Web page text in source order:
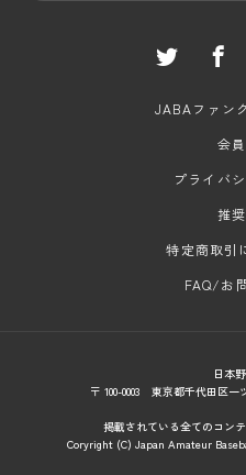
JABAファン
会
プライバ
推
特定商取引
FAQ/お
日本
〒 100-0003 東京都千代田区一
掲載されている全てのコン
Coryright (C) Japan Amateur